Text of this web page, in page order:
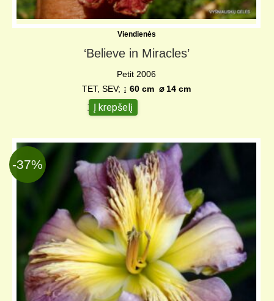
Viendienės
‘Believe in Miracles’
Petit 2006
TET, SEV; ↨ 60 cm ⌀ 14 cm
12,00€
Į krepšelį
-37%